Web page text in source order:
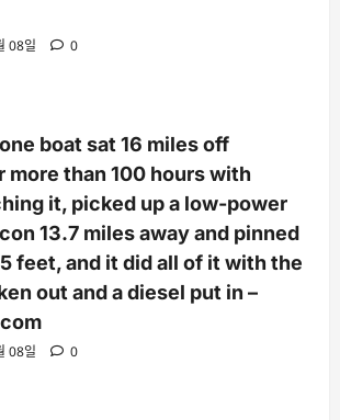
08일 0
boat sat 16 miles off
more than 100 hours with
it, picked up a low-power
13.7 miles away and pinned
feet, and it did all of it with the
out and a diesel put in –
08일 0